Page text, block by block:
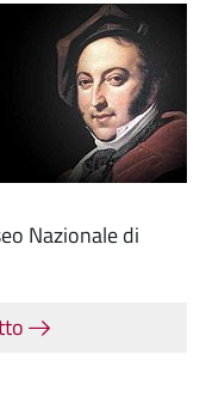
Nazionale di